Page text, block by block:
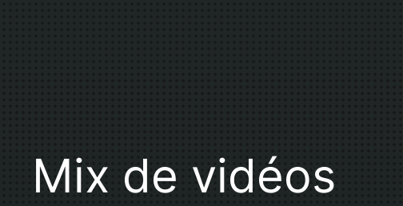
Mix de vidéos